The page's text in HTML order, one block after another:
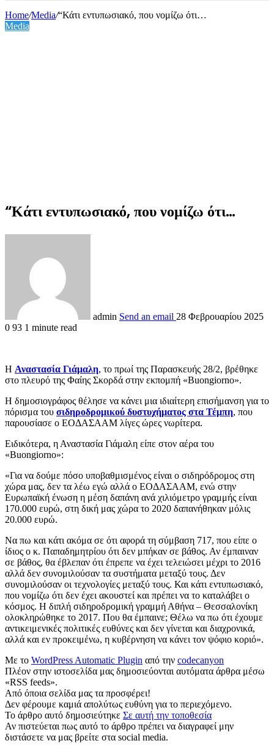
Home/Media/“Κάτι εντυπωσιακό, που νομίζω ότι…
Media
“Κάτι εντυπωσιακό, που νομίζω ότι…
admin Send an email 28 Φεβρουαρίου 2025
0 93 1 minute read
Η Αναστασία Γιάμαλη, το πρωί της Παρασκευής 28/2, βρέθηκε
στο πλευρό της Φαίης Σκορδά στην εκπομπή «Buongiorno».
Η δημοσιογράφος θέλησε να κάνει μια ιδιαίτερη επισήμανση για το
πόρισμα του σιδηροδρομικού δυστυχήματος στα Τέμπη, που
παρουσίασε ο ΕΟΔΑΣΑΑΜ λίγες ώρες νωρίτερα.
Ειδικότερα, η Αναστασία Γιάμαλη είπε στον αέρα του
«Buongiorno»:
«Για να δούμε πόσο υποβαθμισμένος είναι ο σιδηρόδρομος στη
χώρα μας, δεν τα λέω εγώ αλλά ο ΕΟΔΑΣΑΑΜ, ενώ στην
Ευρωπαϊκή ένωση η μέση δαπάνη ανά χιλιόμετρο γραμμής είναι
170.000 ευρώ, στη δική μας χώρα το 2020 δαπανήθηκαν μόλις
20.000 ευρώ.
Να πω και κάτι ακόμα σε ότι αφορά τη σύμβαση 717, που είπε ο
ίδιος ο κ. Παπαδημητρίου ότι δεν μπήκαν σε βάθος. Αν έμπαιναν
σε βάθος, θα έβλεπαν ότι έπρεπε να έχει τελειώσει μέχρι το 2016
αλλά δεν συνομιλούσαν τα συστήματα μεταξύ τους. Δεν
συνομιλούσαν οι τεχνολογίες μεταξύ τους. Και κάτι εντυπωσιακό,
που νομίζω ότι δεν έχει ακουστεί και πρέπει να το καταλάβει ο
κόσμος. Η διπλή σιδηροδρομική γραμμή Αθήνα – Θεσσαλονίκη
ολοκληρώθηκε το 2017. Που θα έμπαινε; Θέλω να πω ότι έχουμε
αντικειμενικές πολιτικές ευθύνες και δεν γίνεται και διαχρονικά,
αλλά και εν προκειμένω, η κυβέρνηση να κάνει τον ψόφιο κοριό».
Με το WordPress Automatic Plugin από την codecanyon
Πλέον στην ιστοσελίδα μας δημοσιεύονται αυτόματα άρθρα μέσω
«RSS feeds».
Από όποια σελίδα μας τα προσφέρει!
Δεν φέρουμε καμιά απολύτως ευθύνη για το περιεχόμενο.
Το άρθρο αυτό δημοσιεύτηκε Σε αυτή την τοποθεσία
Αν πιστεύεται πως αυτό το άρθρο πρέπει να διαγραφεί μην
διστάσετε να μας βρείτε στα social media.